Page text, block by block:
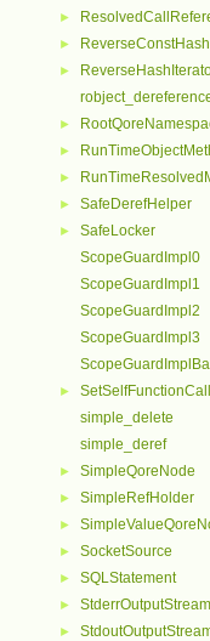
►
►
►
►
►
►
► SafeDerefHelper
►
SafeLocker
ScopeGuardImpl0
ScopeGuardImpl1
ScopeGuardImpl2
ScopeGuardImpl3
►
simple_delete
simple_deref
► SimpleQoreNode
► SimpleRefHolder
►
► SocketSource
► SQLStatement
► StderrOutputStream
►